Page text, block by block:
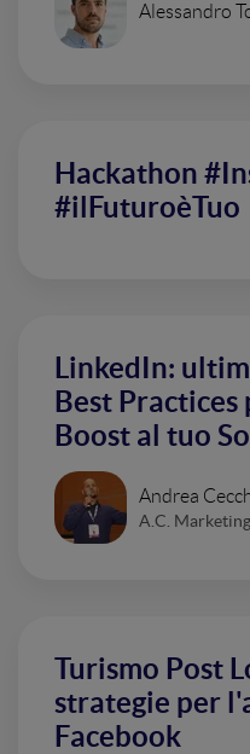
Alessandro
Hackathon
#ilFuturoèTuo
LinkedIn:
Best Practices
Boost al tuo
Andrea
A.C. Marketing
Turismo Post
strategie per
Facebook